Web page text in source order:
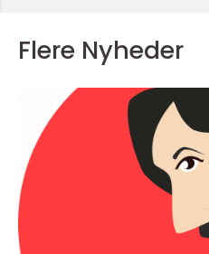
Flere Nyheder